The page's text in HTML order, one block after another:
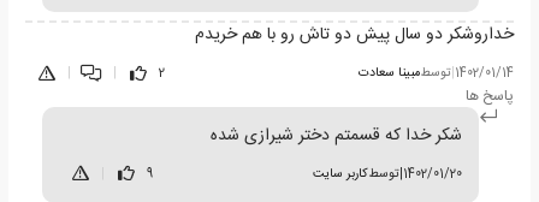
خداروشکر دو سال پیش دو تاش رو با هم خریدم
1402/01/14
|توسطمبینا سعادت 2
|
|
پاسخ ها
شکر خدا که قسمتم دختر شیرازی شده
1402/01/20
|توسطکاربر سایت 9